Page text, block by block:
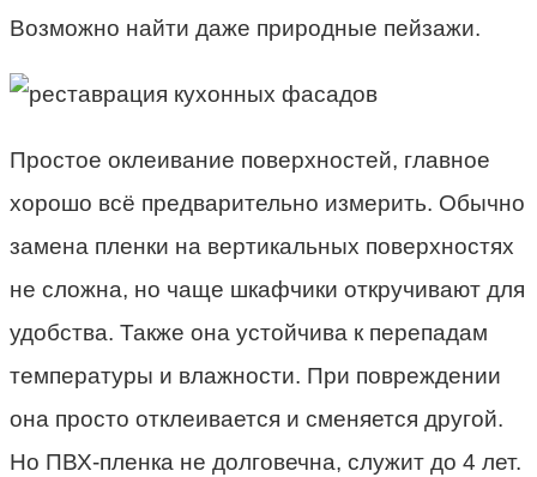
Возможно найти даже природные пейзажи.
Простое оклеивание поверхностей, главное
хорошо всё предварительно измерить. Обычно
замена пленки на вертикальных поверхностях
не сложна, но чаще шкафчики откручивают для
удобства. Также она устойчива к перепадам
температуры и влажности. При повреждении
она просто отклеивается и сменяется другой.
Но ПВХ-пленка не долговечна, служит до 4 лет.